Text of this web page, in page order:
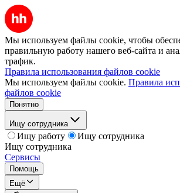
Мы используем файлы cookie, чтобы
правильную работу нашего веб-сайта и
трафик.
Правила использования файлов cookie
Мы используем файлы cookie. Правила
файлов cookie
Понятно
Ищу сотрудника
Ищу работу
Ищу сотрудника
Ищу сотрудника
Сервисы
Помощь
Ещё